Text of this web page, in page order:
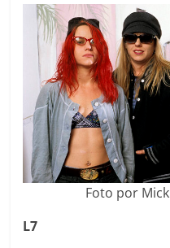
Foto por
L7